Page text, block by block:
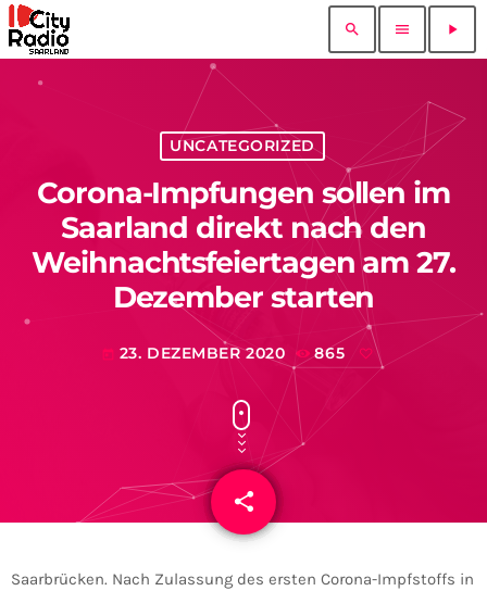
search menu play_arrow
UNCATEGORIZED
Corona-Impfungen sollen im
Saarland direkt nach den
Weihnachtsfeiertagen am 27.
Dezember starten
today 23. DEZEMBER 2020 865
share
email
Saarbrücken. Nach Zulassung des ersten Corona-Impfstoffs in